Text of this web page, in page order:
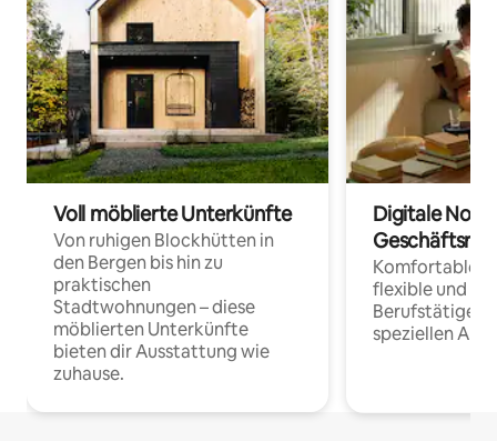
Voll möblierte Unterkünfte
Von ruhigen Blockhütten in
den Bergen bis hin zu
praktischen
Stadtwohnungen – diese
möblierten Unterkünfte
bieten dir Ausstattung wie
zuhause.
Digitale
Komfortable
flexible und
Berufstätige
speziellen